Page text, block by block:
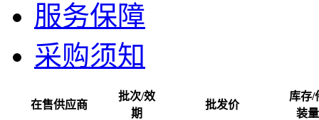
服务保障
采购须知
在售供应商
批次/效
期
批发价
库存/
装量